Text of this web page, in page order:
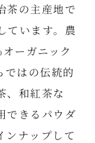
茶の主産地で
ています。農
ーガニック
ではの伝統的
、和紅茶な
できるパウダ
ンナップして